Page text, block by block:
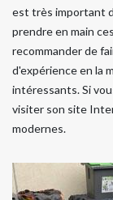
est très important
prendre en main
recommander de
d'expérience en la
intéressants. Si
visiter son site
modernes.